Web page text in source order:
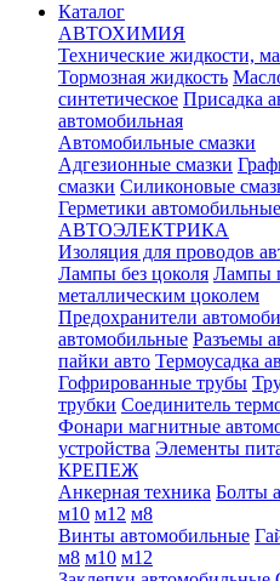
Каталог
АВТОХИМИЯ
Технические жидкости,
Тормозная жидкость
синтетическое Присадка
автомобильная
Автомобильные смазки
Адгезионные смазки
смазки Силиконовые
Герметики автомобильные
АВТОЭЛЕКТРИКА
Изоляция для проводов
Лампы без цоколя Лампы
металлическим цоколем
Предохранители
автомобильные Разъемы
пайки авто Термоусадка
Гофрированные трубы
трубки Соединитель
Фонари магнитные
устройства Элементы
КРЕПЕЖ
Анкерная техника Болты
м10 м12 м8
Винты автомобильные
м8 м10 м12